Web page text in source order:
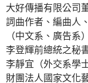
大好傳播有限公司
詞曲作者、編曲人
（中文系、廣告系）
李登輝前總統之秘
李靜宜（外交系學
財團法人國家文化